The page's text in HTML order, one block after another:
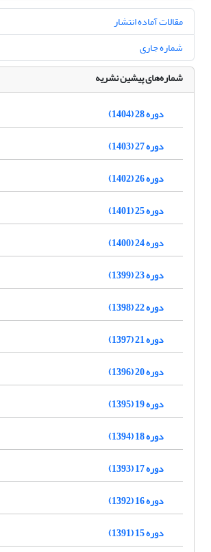
مقالات آماده انتشار
شماره جاری
شماره‌های پیشین نشریه
دوره 28 (1404)
دوره 27 (1403)
دوره 26 (1402)
دوره 25 (1401)
دوره 24 (1400)
دوره 23 (1399)
دوره 22 (1398)
دوره 21 (1397)
دوره 20 (1396)
دوره 19 (1395)
دوره 18 (1394)
دوره 17 (1393)
دوره 16 (1392)
دوره 15 (1391)